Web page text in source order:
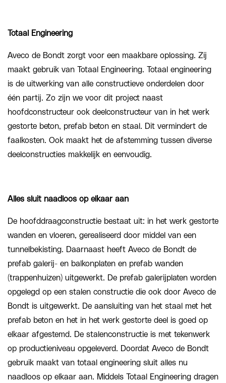
Totaal Engineering
Aveco de Bondt zorgt voor een maakbare oplossing. Zij
maakt gebruik van Totaal Engineering. Totaal engineering
is de uitwerking van alle constructieve onderdelen door
één partij. Zo zijn we voor dit project naast
hoofdconstructeur ook deelconstructeur van in het werk
gestorte beton, prefab beton en staal. Dit vermindert de
faalkosten. Ook maakt het de afstemming tussen diverse
deelconstructies makkelijk en eenvoudig.
Alles sluit naadloos op elkaar aan
De hoofddraagconstructie bestaat uit: in het werk gestorte
wanden en vloeren, gerealiseerd door middel van een
tunnelbekisting. Daarnaast heeft Aveco de Bondt de
prefab galerij- en balkonplaten en prefab wanden
(trappenhuizen) uitgewerkt. De prefab galerijplaten worden
opgelegd op een stalen constructie die ook door Aveco de
Bondt is uitgewerkt. De aansluiting van het staal met het
prefab beton en het in het werk gestorte deel is goed op
elkaar afgestemd. De stalenconstructie is met tekenwerk
op productieniveau opgeleverd. Doordat Aveco de Bondt
gebruik maakt van totaal engineering sluit alles nu
naadloos op elkaar aan. Middels Totaal Engineering dragen